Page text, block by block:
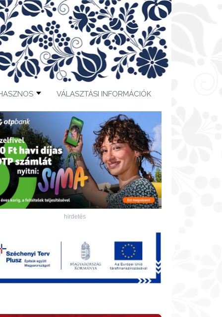
VÁLASZTÁSI INFORMÁCIÓK
hirdetés